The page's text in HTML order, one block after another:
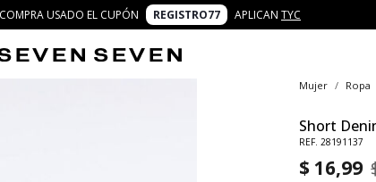
USADO EL CUPÓN REGISTRO77 APLICAN TYC
Mujer Ropa
Short
REF. 28191137
$ 16,99